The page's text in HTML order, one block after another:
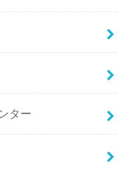
ター